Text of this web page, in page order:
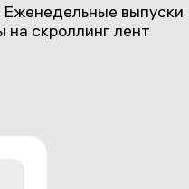
выпуски
на скроллинг лент